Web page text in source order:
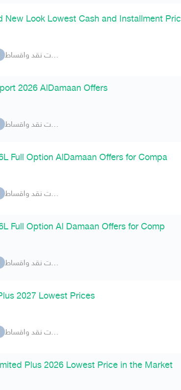
New Look Lowest Cash and Installment Pric
الزهار للسيارات نقد واقساط
2026 AlDamaan Offers
الزهار للسيارات نقد واقساط
Full Option AlDamaan Offers for Compa
الزهار للسيارات نقد واقساط
Full Option Al Damaan Offers for Comp
الزهار للسيارات نقد واقساط
2027 Lowest Prices
الزهار للسيارات نقد واقساط
Plus 2026 Lowest Price in the Market